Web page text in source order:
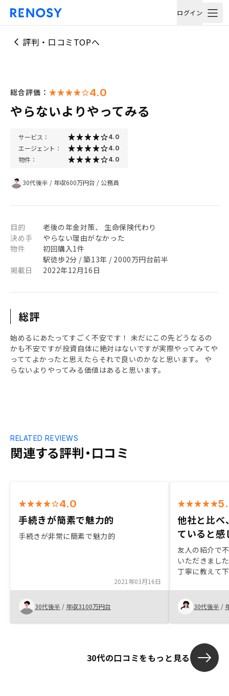
ログイン
評判・口コミTOPへ
総合評価： 4.0
やらないよりやってみる
サービス： 4.0
エージェント： 4.0
物件： 4.0
30代後半 / 年収600万円台 /公務員
目的
老後の年金対策、 生命保険代わり
決め手
やらない理由がなかった
物件
初回購入1件
駅徒歩2分 / 築13年 / 2000万円台前半
掲載日
2022年12月16日
総評
始めるにあたってすごく不安です！ 未だにこの先どうなるの
かも不安ですが投資自体に絶対はないですが実際やってみてや
っててよかったと思えたらそれで良いのかなと思います。 や
らないよりやってみる価値はあると思います。
関連する評判・口コミ
RELATED REVIEWS
4.0
手続きが簡素で魅力的
手続きが非常に簡素で魅力的
2021年03月16日
30代後半 / 年収3100万円台
他社と比べ
ていると感
友人の紹介で
いただきまし
丁寧に教えて
と節税対策が
ましたが、管
じたためこち
デジタルでと
でき、不安な
30代後半 /
30代の口コミをもっと見る